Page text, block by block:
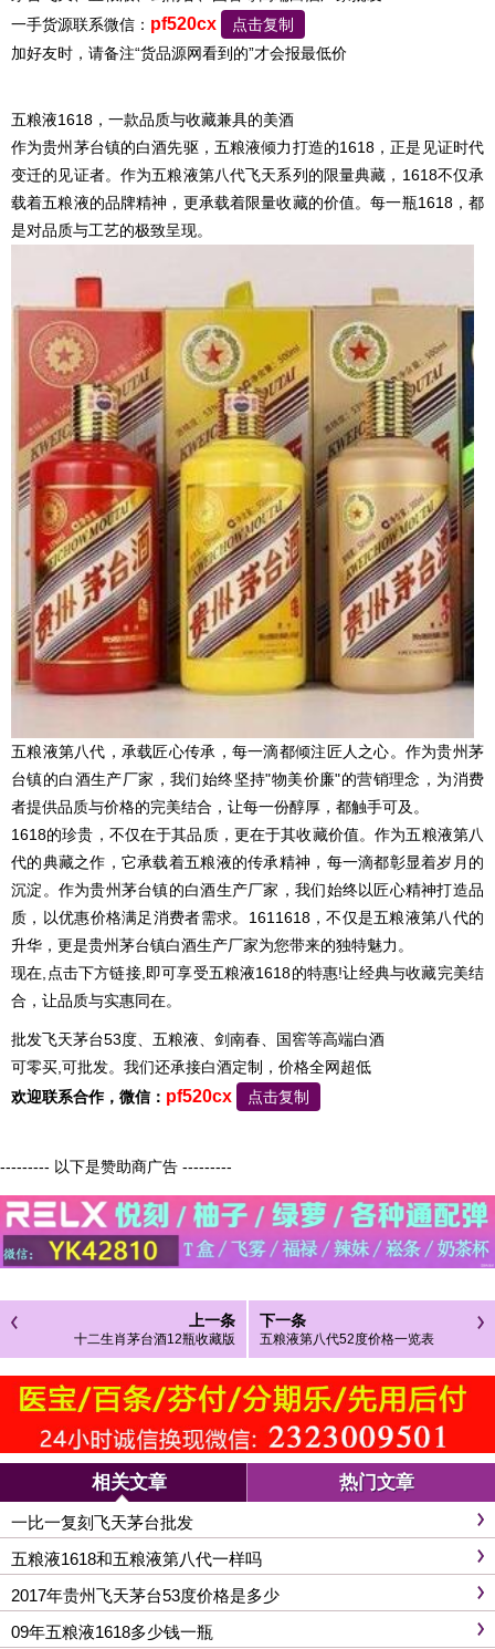
一手货源联系微信： pf520cx
点击复制
加好友时，请备注“货品源网看到的”才会报最低价
五粮液1618，一款品质与收藏兼具的美酒
作为贵州茅台镇的白酒先驱，五粮液倾力打造的1618，正是见证时代
变迁的见证者。作为五粮液第八代飞天系列的限量典藏，1618不仅承
载着五粮液的品牌精神，更承载着限量收藏的价值。每一瓶1618，都
是对品质与工艺的极致呈现。
五粮液第八代，承载匠心传承，每一滴都倾注匠人之心。作为贵州茅
台镇的白酒生产厂家，我们始终坚持"物美价廉"的营销理念，为消费
者提供品质与价格的完美结合，让每一份醇厚，都触手可及。
1618的珍贵，不仅在于其品质，更在于其收藏价值。作为五粮液第八
代的典藏之作，它承载着五粮液的传承精神，每一滴都彰显着岁月的
沉淀。作为贵州茅台镇的白酒生产厂家，我们始终以匠心精神打造品
质，以优惠价格满足消费者需求。1611618，不仅是五粮液第八代的
升华，更是贵州茅台镇白酒生产厂家为您带来的独特魅力。
现在,点击下方链接,即可享受五粮液1618的特惠!让经典与收藏完美结
合，让品质与实惠同在。
批发飞天茅台53度、五粮液、剑南春、国窖等高端白酒
可零买,可批发。我们还承接白酒定制，价格全网超低
欢迎联系合作，微信： pf520cx 点击复制
--------- 以下是赞助商广告 ---------
上一条
十二生肖茅台酒12瓶收藏版
下一条
五粮液第八代52度价格一览表
相关文章 热门文章
一比一复刻飞天茅台批发
五粮液1618和五粮液第八代一样吗
2017年贵州飞天茅台53度价格是多少
09年五粮液1618多少钱一瓶